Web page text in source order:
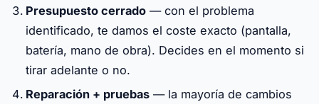
Presupuesto cerrado — con el problema
identificado, te damos el coste exacto (pantalla,
batería, mano de obra). Decides en el momento si
tirar adelante o no.
Reparación + pruebas — la mayoría de cambios